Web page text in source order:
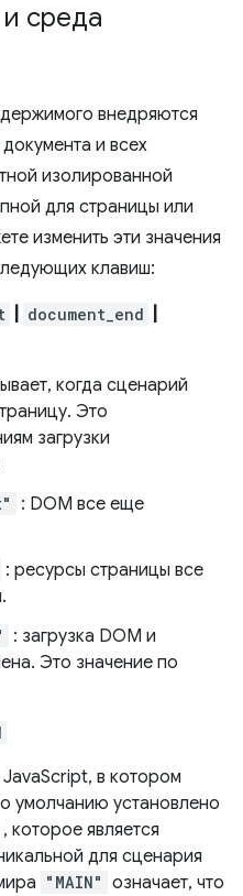
среда
внедряются
и всех
изолированной
для страницы или
изменить эти значения
клавиш:
document_end
когда сценарий
Это
загрузки
: DOM все еще
: ресурсы страницы все
: загрузка DOM и
Это значение по
в котором
умолчанию установлено
, которое является
для сценария
"MAIN" означает, что